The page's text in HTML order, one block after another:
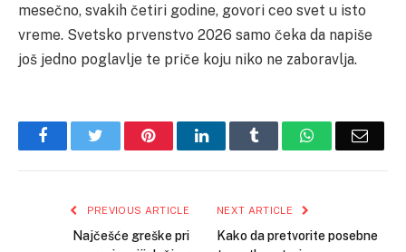
mesečno, svakih četiri godine, govori ceo svet u isto
vreme. Svetsko prvenstvo 2026 samo čeka da napiše
još jedno poglavlje te priče koju niko ne zaboravlja.
FacebookTwitter PinterestLinkedInTumblr WhatsAppEmail
PREVIOUS ARTICLE
Najčešće greške pri
NEXT ARTICLE
Kako da pretvorite posebne